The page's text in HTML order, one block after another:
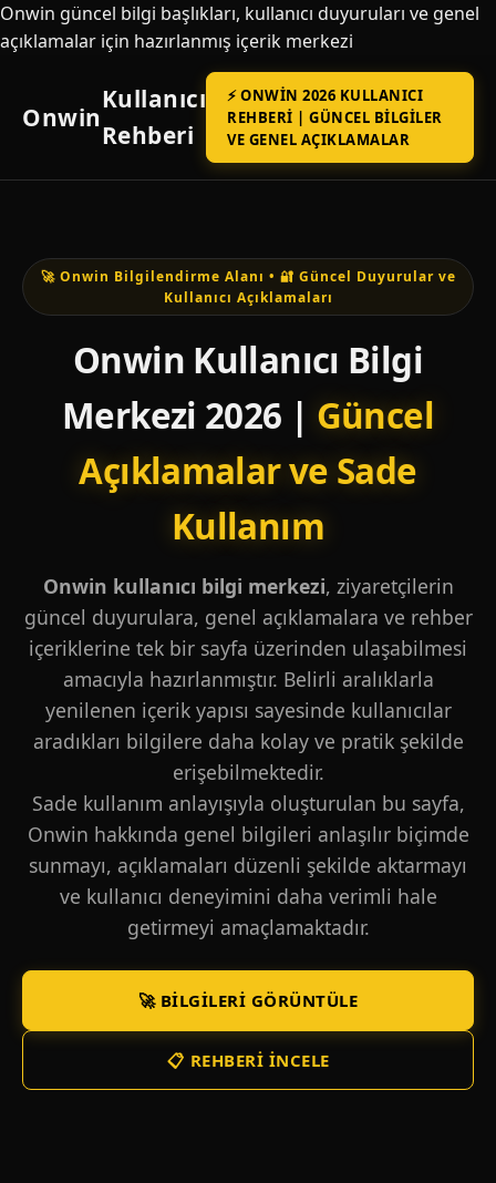
Onwin güncel bilgi başlıkları, kullanıcı duyuruları ve genel
açıklamalar için hazırlanmış içerik merkezi
Onwin
Kullanıcı
Rehberi
⚡ ONWIN 2026 KULLANICI
REHBERI | GÜNCEL BILGILER
VE GENEL AÇIKLAMALAR
🚀 Onwin Bilgilendirme Alanı • 🔐 Güncel Duyurular ve
Kullanıcı Açıklamaları
Onwin Kullanıcı Bilgi
Merkezi 2026 | Güncel
Açıklamalar ve Sade
Kullanım
Onwin kullanıcı bilgi merkezi, ziyaretçilerin
güncel duyurulara, genel açıklamalara ve rehber
içeriklerine tek bir sayfa üzerinden ulaşabilmesi
amacıyla hazırlanmıştır. Belirli aralıklarla
yenilenen içerik yapısı sayesinde kullanıcılar
aradıkları bilgilere daha kolay ve pratik şekilde
erişebilmektedir.
Sade kullanım anlayışıyla oluşturulan bu sayfa,
Onwin hakkında genel bilgileri anlaşılır biçimde
sunmayı, açıklamaları düzenli şekilde aktarmayı
ve kullanıcı deneyimini daha verimli hale
getirmeyi amaçlamaktadır.
🚀 BILGILERI GÖRÜNTÜLE
📋 REHBERI İNCELE